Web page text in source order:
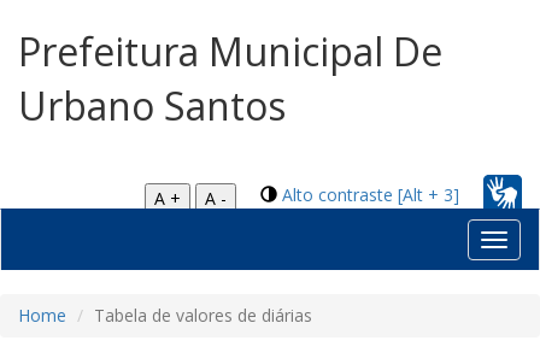
Prefeitura Municipal De
Urbano Santos
Alto contraste [Alt + 3]
A +
A -
Home Tabela de valores de diárias